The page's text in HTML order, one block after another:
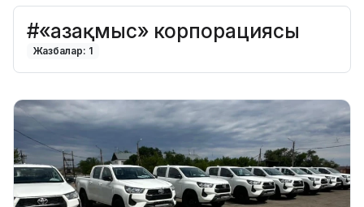
#«Қазақмыс» корпорациясы
Жазбалар: 1